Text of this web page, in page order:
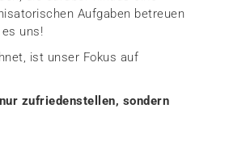
Aufgaben betreuen
uns!
ist unser Fokus auf
zufriedenstellen, sondern